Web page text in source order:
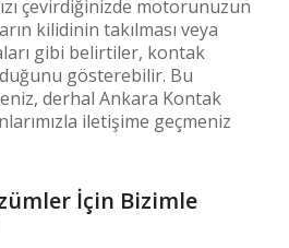
çevirdiğinizde motorunuzun
kilidinin takılması veya
gibi belirtiler, kontak
gösterebilir. Bu
derhal Ankara Kontak
iletişime geçmeniz
İçin Bizimle